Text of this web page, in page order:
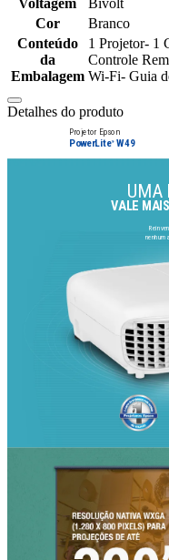
Cor
Branco
Conteúdo
da
Embalagem
1 Projetor- 1
Controle
Wi-Fi- Guia
Detalhes do produto